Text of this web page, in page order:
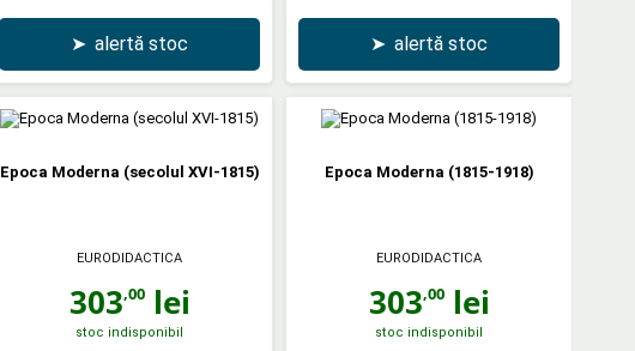
➤ alertă stoc ➤ alertă stoc
Epoca Moderna (secolul XVI-1815)
EURODIDACTICA
303,00lei
stoc indisponibil
Epoca Moderna (1815-1918)
EURODIDACTICA
303,00lei
stoc indisponibil